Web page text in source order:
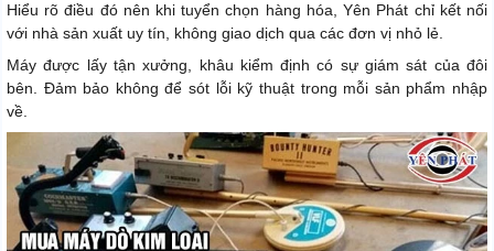
Hiểu rõ điều đó nên khi tuyển chọn hàng hóa, Yên Phát chỉ kết nối
với nhà sản xuất uy tín, không giao dịch qua các đơn vị nhỏ lẻ.
Máy được lấy tận xưởng, khâu kiểm định có sự giám sát của đôi
bên. Đảm bảo không để sót lỗi kỹ thuật trong mỗi sản phẩm nhập
về.